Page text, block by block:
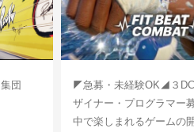
団
◤急募・未経験OK◢３
ザイナー・プログラマー
中で楽しまれるゲームの